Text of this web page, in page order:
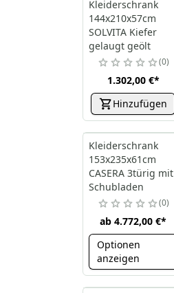
Kleiderschrank
144x210x57cm
SOLVITA Kiefer
gelaugt geölt
0
1.302,00 €*
Hinzufügen
Kleiderschrank
153x235x61cm
CASERA 3türig mit
Schubladen
0
ab 4.772,00 €*
Optionen
anzeigen